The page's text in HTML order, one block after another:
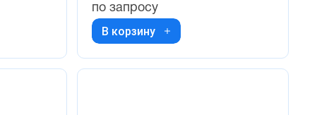
по запросу
В корзину